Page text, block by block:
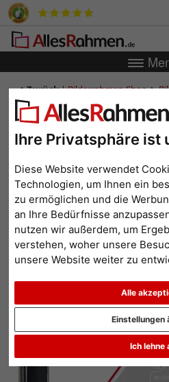
Ihre Privatsphäre ist
Diese Website verwendet
Technologien, um Ihnen ein
zu ermöglichen und die
an Ihre Bedürfnisse
nutzen wir außerdem, um
verstehen, woher unsere
unsere Website weiter zu
Alle
Ich lehne
Einstellungen
Zurück|Bilderrahmen-Shop
Bilderrahmen Kinshasa
Kunststoff-
Kinshasa
Zurück